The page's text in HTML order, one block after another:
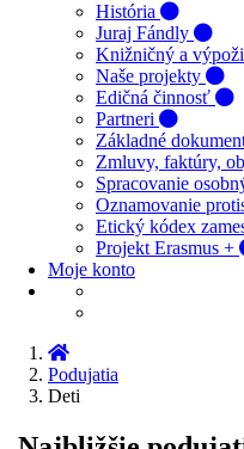
História
Juraj Fándly
Knižničný a
Naše projekty
Edičná činnosť
Partneri
Základné
Zmluvy, faktúry,
Spracovanie
Oznamovanie
Etický kódex
Projekt Erasmus +
Moje konto
Podujatia
Deti